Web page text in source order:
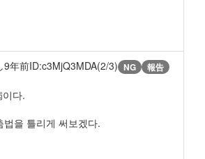
9年前ID:c3MjQ3MDA(2/3) NG 報告
다.
법을 틀리게 써보겠다.